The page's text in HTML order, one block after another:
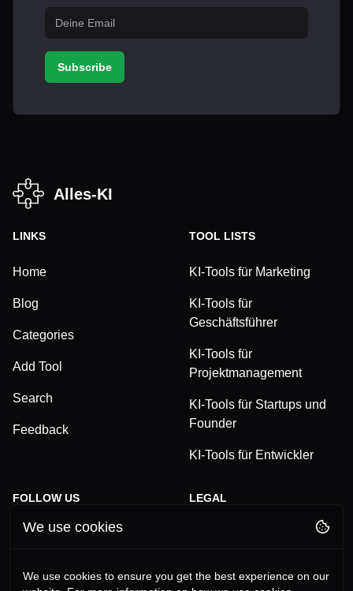
Subscribe
Alles-KI
LINKS
Home
Blog
Categories
Add Tool
Search
Feedback
TOOL LISTS
KI-Tools für Marketing
KI-Tools für
Geschäftsführer
KI-Tools für
Projektmanagement
KI-Tools für Startups und
Founder
KI-Tools für Entwickler
FOLLOW US
TikTok
LEGAL
We use cookies
We use cookies to ensure you get the best experience on our